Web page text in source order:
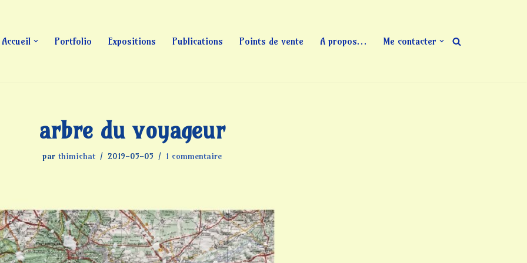
Accueil Portfolio Expositions Publications Points de vente A propos… Me contacter
arbre du voyageur
par thimichat 2019-05-05 1 commentaire